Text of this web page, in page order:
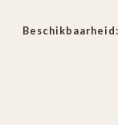
Beschikbaarheid: